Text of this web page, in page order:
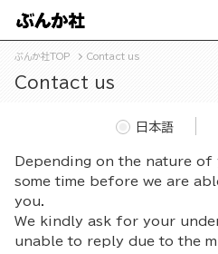
ぶんか社TOP Contact us
Contact us
Depending on the nature
some time before we are
you.
We kindly ask for your
unable to reply due to the
日本語